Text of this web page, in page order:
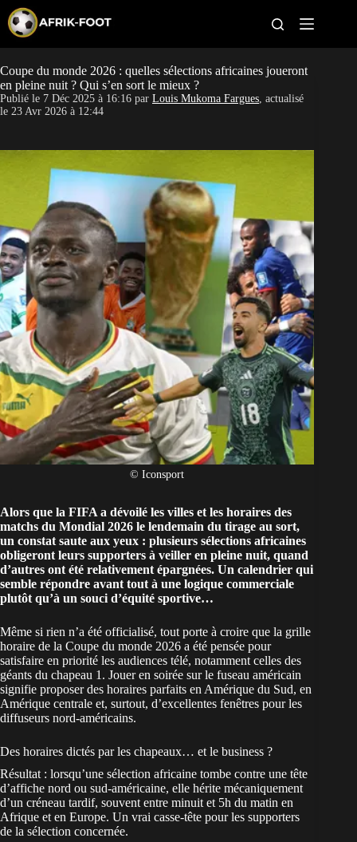
p
o
c
o
e
CAN féminine
Pays
Clubs
Classement
Paris sportifs
Coupe du monde 2026 : quelles sélections africaines joueront
en pleine nuit ? Qui s’en sort le mieux ?
Publié le 7 Déc 2025 à 16:16 par Louis Mukoma Fargues, actualisé
le 23 Avr 2026 à 12:44
© Iconsport
Alors que la FIFA a dévoilé les villes et les horaires des
matchs du Mondial 2026 le lendemain du tirage au sort,
un constat saute aux yeux : plusieurs sélections africaines
obligeront leurs supporters à veiller en pleine nuit, quand
d’autres ont été relativement épargnées. Un calendrier qui
semble répondre avant tout à une logique commerciale
plutôt qu’à un souci d’équité sportive…
Même si rien n’a été officialisé, tout porte à croire que la grille
horaire de la Coupe du monde 2026 a été pensée pour
satisfaire en priorité les audiences télé, notamment celles des
géants du chapeau 1. Jouer en soirée sur le fuseau américain
signifie proposer des horaires parfaits en Amérique du Sud, en
Amérique centrale et, surtout, d’excellentes fenêtres pour les
diffuseurs nord-américains.
Des horaires dictés par les chapeaux… et le business ?
Résultat : lorsqu’une sélection africaine tombe contre une tête
d’affiche nord ou sud-américaine, elle hérite mécaniquement
d’un créneau tardif, souvent entre minuit et 5h du matin en
Afrique et en Europe. Un vrai casse-tête pour les supporters
de la sélection concernée.